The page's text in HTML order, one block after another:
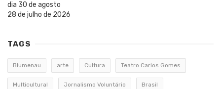
dia 30 de agosto
28 de julho de 2026
TAGS
Blumenau arte Cultura Teatro Carlos Gomes
Multicultural Jornalismo Voluntário Brasil